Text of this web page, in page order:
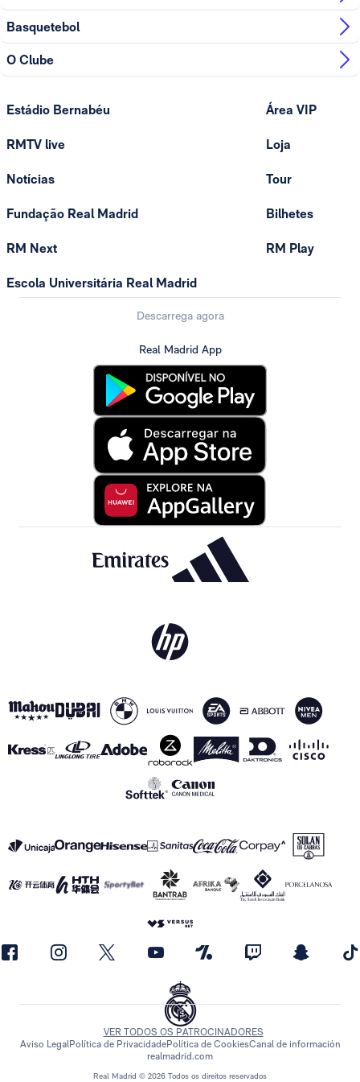
Basquetebol
O Clube
Estádio Bernabéu
RMTV live
Notícias
Fundação Real Madrid
RM Next
Escola Universitária Real Madrid
Área VIP
Loja
Tour
Bilhetes
RM Play
Descarrega agora
Real Madrid App
Real Madrid © 2026 Todos os direitos reservados
VER TODOS OS PATROCINADORES
Aviso LegalPolítica de PrivacidadePolítica de CookiesCanal de información
realmadrid.com